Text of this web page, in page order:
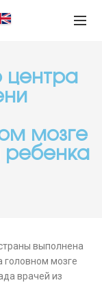
центра
мозге
ребенка
выполнена
головном мозге
врачей из